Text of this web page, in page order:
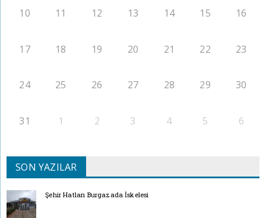
10 11 12 13 14 15 16
17 18 19 20 21 22 23
24 25 26 27 28 29 30
31 1 2 3 4 5 6
SON YAZILAR
Şehir Hatları Burgazada İskelesi